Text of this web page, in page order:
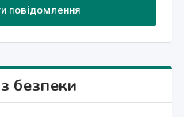
повідомлення
безпеки